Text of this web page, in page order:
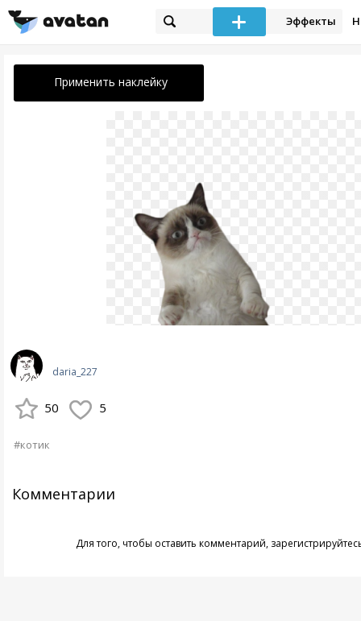
Эффекты
Применить наклейку
daria_227
50 5
#котик
Комментарии
Для того, чтобы оставить комментарий,